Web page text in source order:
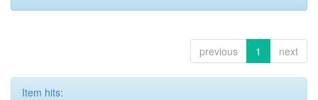
previous 1 next
Item hits: